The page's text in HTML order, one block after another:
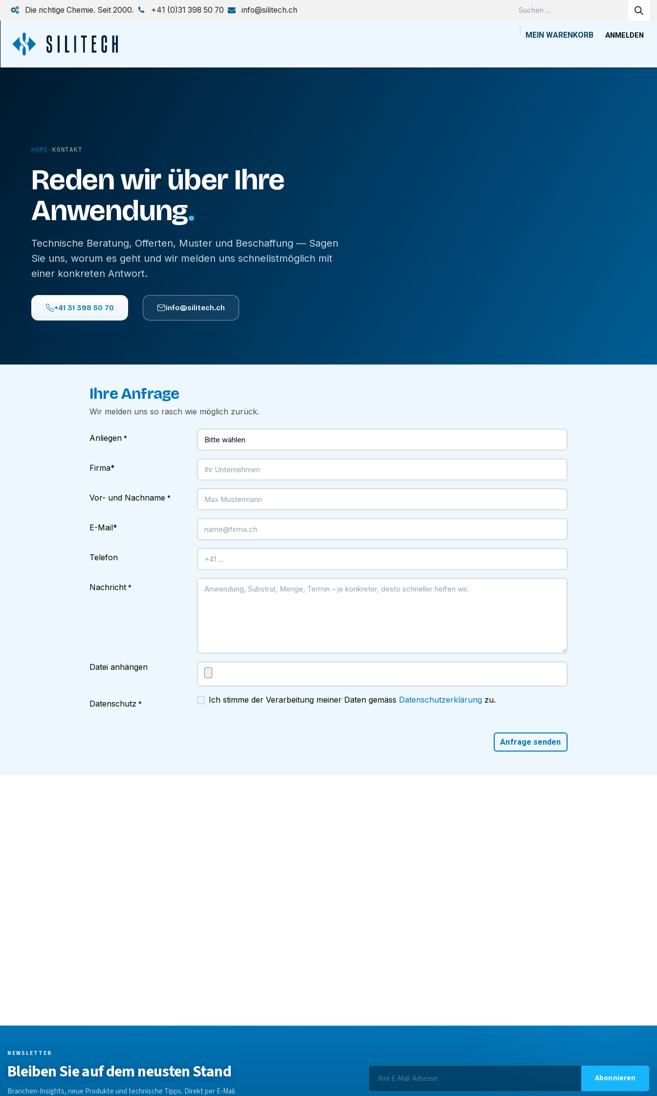
Zum Inhalt springen
Die richtige Chemie. Seit 2000. +41 (0)31 398 50 70 info@silitech.ch
MEIN WARENKORB ANMELDEN
HOME › KONTAKT
Reden wir über Ihre
Anwendung.
Technische Beratung, Offerten, Muster und Beschaffung — Sagen
Sie uns, worum es geht und wir melden uns schnellstmöglich mit
einer konkreten Antwort.
+41 31 398 50 70 info@silitech.ch
Ihre Anfrage
Wir melden uns so rasch wie möglich zurück.
Anliegen *
Firma*
Vor- und Nachname *
E-Mail*
Telefon
Nachricht *
Datei anhängen
Datenschutz * Ich stimme der Verarbeitung meiner Daten gemäss Datenschutzerklärung zu.
Anfrage senden
NEWSLETTER
Bleiben Sie auf dem neusten Stand
Branchen-Insights, neue Produkte und technische Tipps. Direkt per E-Mail.
Abonnieren